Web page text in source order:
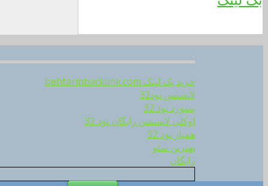
.
خرید بک لینک behtarinbacklink.com
لایسنس نود32
پسورد نود 32
اوکلی لایسنس رایگان نود 32
همیار نود 32
بهترین سئو
رایگان